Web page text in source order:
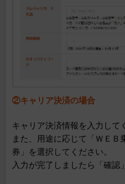
②キャリア決済の場合
キャリア決済情報を入力して
また、用途に応じて「ＷＥ
券」を選択してください。
入力が完了しましたら「確認